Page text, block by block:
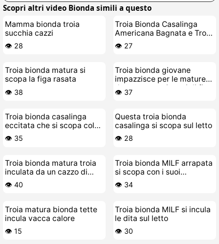
Scopri altri video Bionda simili a questo
Mamma bionda troia
succhia cazzi
👁️ 28
Troia Bionda Casalinga
Americana Bagnata e Troia
da Scopare
👁️ 27
Troia bionda matura si
scopa la figa rasata
👁️ 38
Troia bionda giovane
impazzisce per le mature
da scopare nei corsi di figa
👁️ 37
Troia bionda casalinga
eccitata che si scopa col
suo cazzo di gomma
👁️ 35
Questa troia bionda
casalinga si scopa sul letto
👁️ 28
Troia bionda matura troia
inculata da un cazzo di
gomma
👁️ 40
Troia bionda MILF arrapata
si scopa con i suoi
giocattoli
👁️ 34
Troia matura bionda tette
incula vacca calore
👁️ 15
Troia bionda MILF si incula
le dita sul letto
👁️ 30